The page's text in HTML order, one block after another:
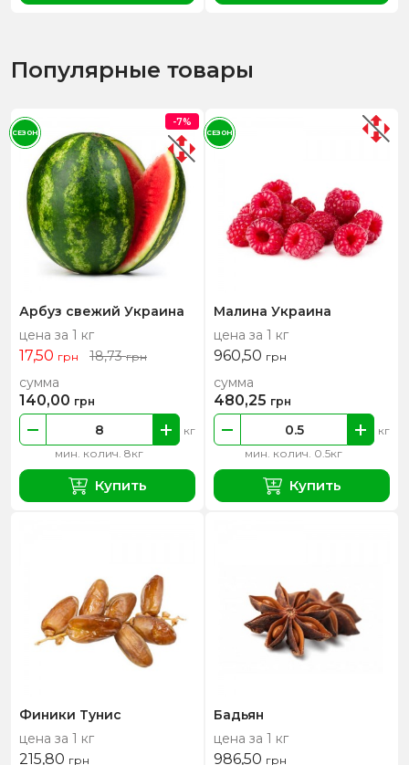
Популярные товары
Арбуз свежий Украина
цена за 1 кг
17,50 грн 18,73грн
мин. колич. 8кг
кг
сумма
140,00 грн
Купить
-7%
СЕЗОН
Малина Украина
цена за 1 кг
960,50 грн
мин. колич. 0.5кг
кг
сумма
480,25 грн
Купить
СЕЗОН
Финики Тунис
цена за 1 кг
215,80 грн
Бадьян
цена за 1 кг
986,50 грн